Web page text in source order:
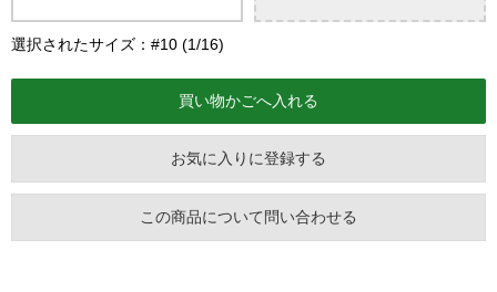
選択されたサイズ：#10 (1/16)
お気に入りに登録する
この商品について問い合わせる